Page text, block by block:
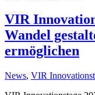
VIR
Wandel
ermöglichen
News, VIR